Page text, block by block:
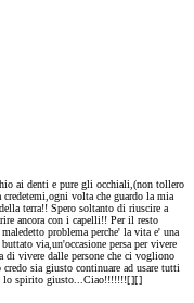
ai denti e pure gli occhiali,(non tollero
volta che guardo la mia
terra!! Spero soltanto di riuscire a
ancora con i capelli!! Per il resto
problema perche' la vita e' una
via,un'occasione persa per vivere
di vivere dalle persone che ci vogliono
sia giusto continuare ad usare tutti
lo spirito giusto...Ciao!!!!!!![][]